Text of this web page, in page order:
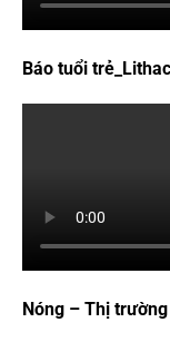
Báo tuổi
Nóng – Thị